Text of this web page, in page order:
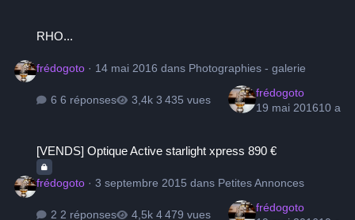
RHO...
frédogoto · 14 mai 2016 dans Photographies - galerie
6 réponses 3 435 vues
frédogoto
19 mai 201610 a
[VENDS] Optique Active starlight xpress 890 €
frédogoto ·3 septembre 2015 dans Petites Annonces
2 réponses 4 479 vues
frédogoto